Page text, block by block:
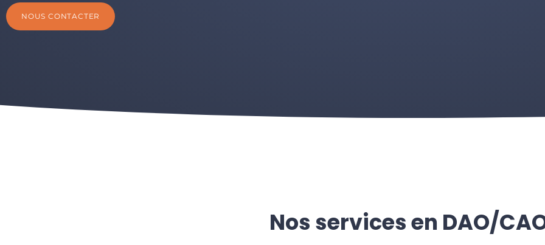
NOUS CONTACTER
Nos services en DAO/